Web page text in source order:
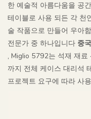
한 예술적 아름다움을 공
테이블로 사용 되든 각 천
술 작품으로 만들어 우아
전문가 중 하나입니다 중
, Miglio 5792는 석재 재료
까지 전체 케이스 대리석
프로젝트 요구에 따라 사